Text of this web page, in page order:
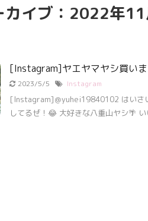
カイブ：2022年11
[Instagram]ヤエヤマヤシ買いま
2023/5/5 Instagram
[Instagram]＠yuhei19840102 はいさ
してるぜ！😂 大好きな八重山ヤシ🌴 い